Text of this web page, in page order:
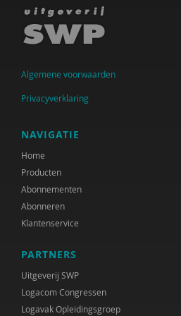
Jochum Deuten
Lia van Doorn
Laura Eckhardt
Radboud Engbersen
Jel Engelen
Alfons Fermin
Aad Francissen
Liselot Godschalx
Riet Hammen-Poldermans
Mariska ten Heuw
Algemene voorwaarden
Privacyverklaring
NAVIGATIE
Home
Producten
Abonnementen
Abonneren
Klantenservice
PARTNERS
Uitgeverij SWP
Logacom Congressen
Logavak Opleidingsgroep